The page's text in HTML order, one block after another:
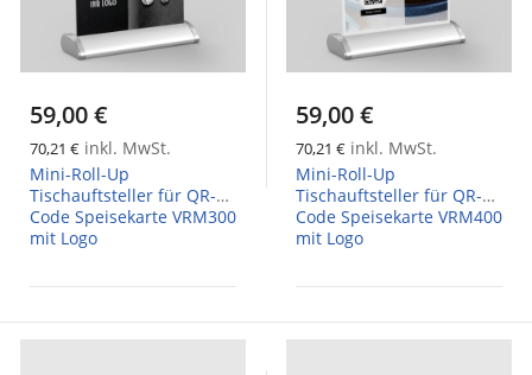
59,00 €
70,21 € inkl. MwSt.
Mini-Roll-Up
Tischauftsteller für QR-
Code Speisekarte VRM300
mit Logo
59,00 €
70,21 € inkl. MwSt.
Mini-Roll-Up
Tischauftsteller für QR-
Code Speisekarte VRM400
mit Logo